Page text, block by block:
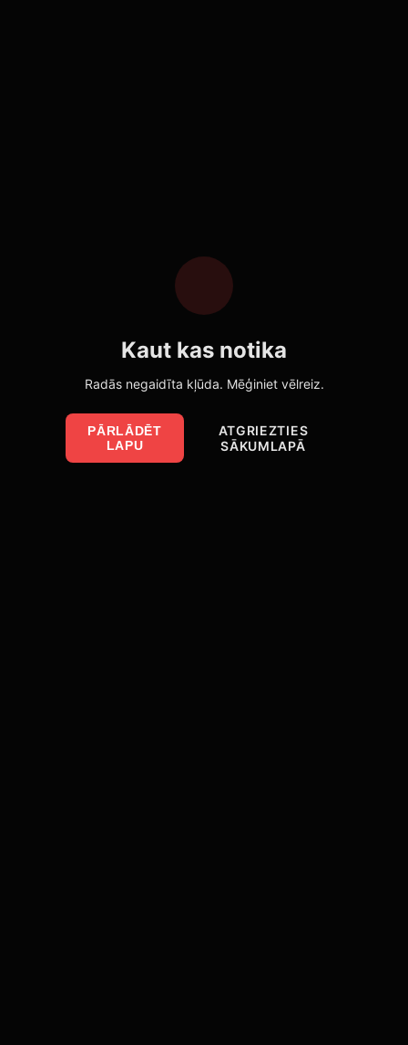
Kaut kas notika
Radās negaidīta kļūda. Mēģiniet vēlreiz.
PĀRLĀDĒT
LAPU
ATGRIEZTIES
SĀKUMLAPĀ